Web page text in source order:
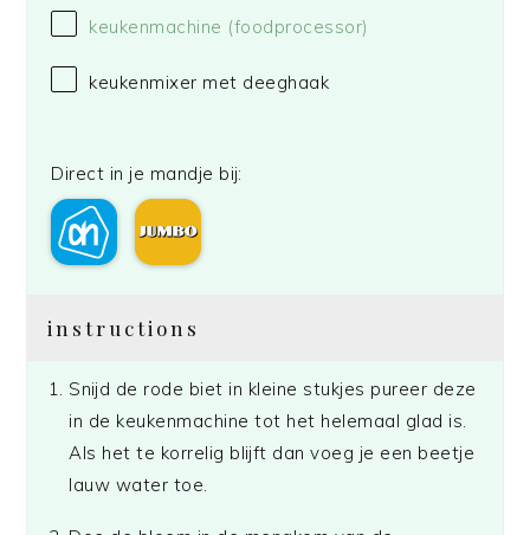
keukenmachine (foodprocessor)
keukenmixer met deeghaak
Direct in je mandje bij:
instructions
Snijd de rode biet in kleine stukjes pureer deze
in de keukenmachine tot het helemaal glad is.
Als het te korrelig blijft dan voeg je een beetje
lauw water toe.